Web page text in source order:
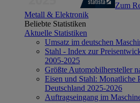
Zum
Metall & Elektronik
Beliebte Statistiken
Aktuelle Statistiken
Umsatz im deutschen
Stahl - Index zur
2005-2025
Größte Automobilhersteller
Eisen und Stahl: Monatliche
Deutschland 2025-2026
Auftragseingang im